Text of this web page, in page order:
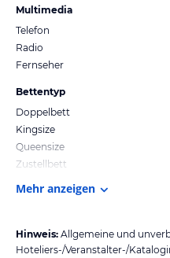
Multimedia
Telefon
Radio
Fernseher
Bettentyp
Doppelbett
Kingsize
Queensize
Zustellbett
Mehr anzeigen
Hinweis: Allgemeine und
Hoteliers-/Veranstalter-/